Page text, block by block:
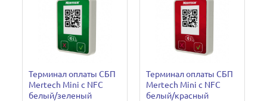
Терминал оплаты СБП
Mertech Mini с NFC
белый/зеленый
Терминал оплаты СБП
Mertech Mini с NFC
белый/красный